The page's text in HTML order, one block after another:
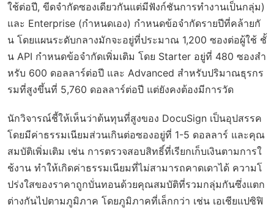
ใช้ต่อปี, ขีดจำกัดซองเดียวกันแต่มีฟังก์ชันการทำงานเป็นกลุ่ม)
และ Enterprise (กำหนดเอง) กำหนดข้อจำกัดรายปีที่คล้ายกั
น โดยแผนระดับกลางมักจะอยู่ที่ประมาณ 1,200 ซองต่อผู้ใช้ ชั้
น API กำหนดข้อจำกัดเพิ่มเติม โดย Starter อยู่ที่ 480 ซองสำ
หรับ 600 ดอลลาร์ต่อปี และ Advanced สำหรับปริมาณธุรกร
รมที่สูงขึ้นที่ 5,760 ดอลลาร์ต่อปี แต่ยังคงต้องมีการวัด
นักวิจารณ์ชี้ให้เห็นว่าต้นทุนที่สูงของ DocuSign เป็นอุปสรรค
โดยมีค่าธรรมเนียมส่วนเกินต่อซองอยู่ที่ 1-5 ดอลลาร์ และคุณ
สมบัติเพิ่มเติม เช่น การตรวจสอบสิทธิ์ที่เรียกเก็บเงินตามการใ
ช้งาน ทำให้เกิดค่าธรรมเนียมที่ไม่สามารถคาดเดาได้ ความโ
ปร่งใสของราคาถูกบั่นทอนด้วยคุณสมบัติที่รวมกลุ่มกันซึ่งแตก
ต่างกันไปตามภูมิภาค โดยภูมิภาคที่เล็กกว่า เช่น เอเชียแปซิฟิ